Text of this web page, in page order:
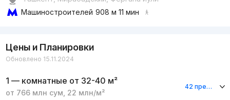
Машиностроителей 908 м 11 мин
Цены и Планировки
Обновлено 15.11.2024
1 — комнатные от 32-40 м²
от 766 млн сум 22 млн/м²
42 предложения